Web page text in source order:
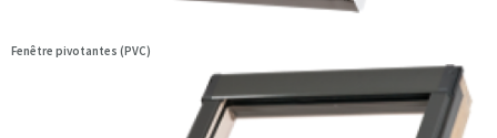
Fenêtre pivotantes (PVC)